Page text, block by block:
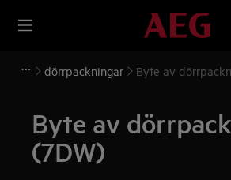
dörrpackningar Byte av
Byte av
(7DW)